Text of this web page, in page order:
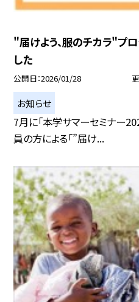
"届けよう、服のチカラ"プ
した
公開日 2026/01/28
お知らせ
7月に「本学サマーセミナー
員の方による「”届け...